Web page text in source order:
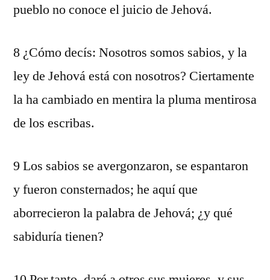
pueblo no conoce el juicio de Jehová.
8 ¿Cómo decís: Nosotros somos sabios, y la
ley de Jehová está con nosotros? Ciertamente
la ha cambiado en mentira la pluma mentirosa
de los escribas.
9 Los sabios se avergonzaron, se espantaron
y fueron consternados; he aquí que
aborrecieron la palabra de Jehová; ¿y qué
sabiduría tienen?